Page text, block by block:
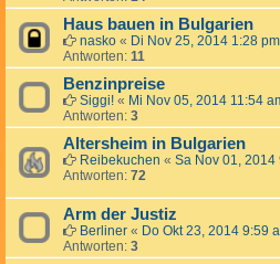
Haus bauen in Bulgarien
nasko « Di Nov 25, 2014 1:28 pm
Antworten: 11
Benzinpreise
Siggi! « Mi Nov 05, 2014 11:54
Antworten: 3
Altersheim in Bulgarien
Reibekuchen « Sa Nov 01, 2014
Antworten: 72
Arm der Justiz
Berliner « Do Okt 23, 2014 9:59
Antworten: 3